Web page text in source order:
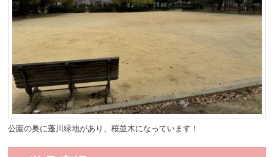
公園の奥に蓬川緑地があり、桜並木になっています！